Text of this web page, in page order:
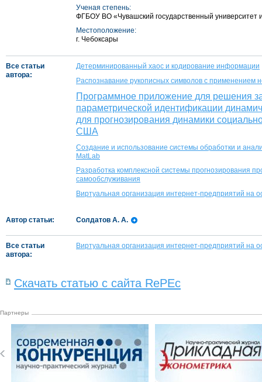
Ученая степень:
ФГБОУ ВО «Чувашский государственный
Местоположение:
г. Чебоксары
Все статьи
автора:
Детерминированный хаос и кодирование информации
Распознавание рукописных символов с применением
Программное приложение для решения
параметрической идентификации
для прогнозирования динамики
США
Создание и использование системы обработки и
MatLab
Разработка комплексной системы прогнозирования
самообслуживания
Виртуальная организация интернет-предприятий на
Автор статьи: Солдатов А. А.
Все статьи
автора:
Виртуальная организация интернет-предприятий на
Скачать статью с сайта RePEc
Партнеры